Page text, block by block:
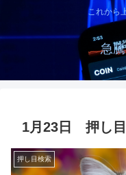
これから
急
1月23日 押し
押し目検索